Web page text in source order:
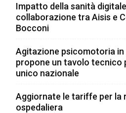
Impatto della sanità
collaborazione tra Aisis e
Bocconi
Agitazione psicomotoria in
propone un tavolo tecnico
unico nazionale
Aggiornate le tariffe per la
ospedaliera